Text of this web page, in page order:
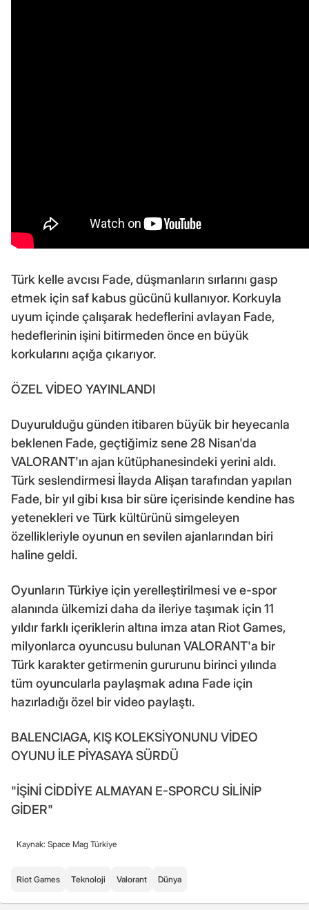
Türk kelle avcısı Fade, düşmanların sırlarını gasp
etmek için saf kabus gücünü kullanıyor. Korkuyla
uyum içinde çalışarak hedeflerini avlayan Fade,
hedeflerinin işini bitirmeden önce en büyük
korkularını açığa çıkarıyor.
ÖZEL VİDEO YAYINLANDI
Duyurulduğu günden itibaren büyük bir heyecanla
beklenen Fade, geçtiğimiz sene 28 Nisan'da
VALORANT'ın ajan kütüphanesindeki yerini aldı.
Türk seslendirmesi İlayda Alişan tarafından yapılan
Fade, bir yıl gibi kısa bir süre içerisinde kendine has
yetenekleri ve Türk kültürünü simgeleyen
özellikleriyle oyunun en sevilen ajanlarından biri
haline geldi.
Oyunların Türkiye için yerelleştirilmesi ve e-spor
alanında ülkemizi daha da ileriye taşımak için 11
yıldır farklı içeriklerin altına imza atan Riot Games,
milyonlarca oyuncusu bulunan VALORANT'a bir
Türk karakter getirmenin gururunu birinci yılında
tüm oyuncularla paylaşmak adına Fade için
hazırladığı özel bir video paylaştı.
BALENCIAGA, KIŞ KOLEKSİYONUNU VİDEO
OYUNU İLE PİYASAYA SÜRDÜ
"İŞİNİ CİDDİYE ALMAYAN E-SPORCU SİLİNİP
GİDER"
Kaynak: Space Mag Türkiye
Riot Games Teknoloji Valorant Dünya